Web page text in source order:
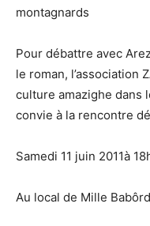
montagnards
Pour débattre avec
le roman, l’association
culture amazighe dans
convie à la rencontre
Samedi 11 juin 2011à
Au local de Mille